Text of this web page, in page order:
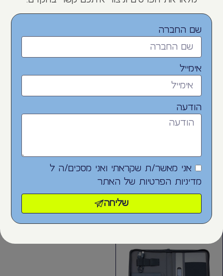
לפרטים נוספים
מעמד טעינה אלחוטי 3 ב-1
משטח שולחני לעכבר
לפרטים נוספים
סוללה נטענת למכשירים
סוללה נטענת למכשירים
שם החברה
אימייל
הודעה
אני מאשר/ת שקראתי ואני מסכים/ה ל
מדיניות הפרטיות של האתר
שליחה